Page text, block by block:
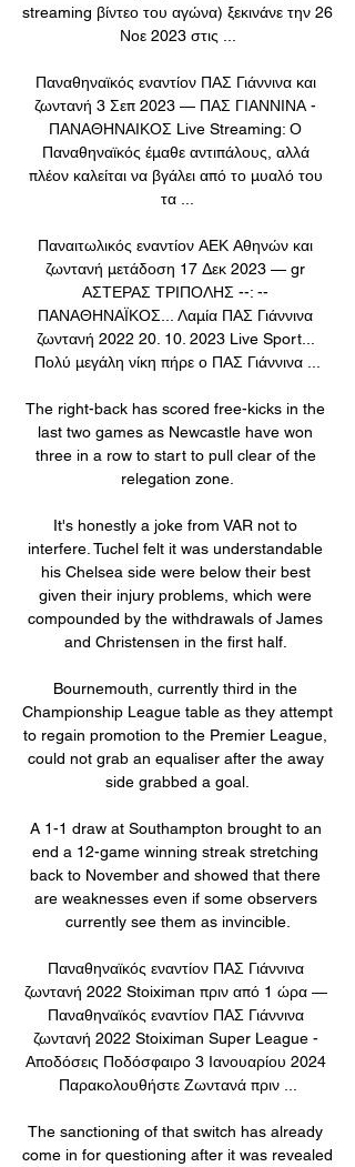
streaming βίντεο του αγώνα) ξεκινάνε την 26
Νοε 2023 στις ...
Παναθηναϊκός εναντίον ΠΑΣ Γιάννινα και
ζωντανή 3 Σεπ 2023 — ΠΑΣ ΓΙΑΝΝΙΝΑ -
ΠΑΝΑΘΗΝΑΙΚΟΣ Live Streaming: Ο
Παναθηναϊκός έμαθε αντιπάλους, αλλά
πλέον καλείται να βγάλει από το μυαλό του
τα ...
Παναιτωλικός εναντίον ΑΕΚ Αθηνών και
ζωντανή μετάδοση 17 Δεκ 2023 — gr
ΑΣΤΕΡΑΣ ΤΡΙΠΟΛΗΣ --: --
ΠΑΝΑΘΗΝΑΪΚΟΣ... Λαμία ΠΑΣ Γιάννινα
ζωντανή 2022 20. 10. 2023 Live Sport...
Πολύ μεγάλη νίκη πήρε ο ΠΑΣ Γιάννινα ...
The right-back has scored free-kicks in the
last two games as Newcastle have won
three in a row to start to pull clear of the
relegation zone.
It's honestly a joke from VAR not to
interfere. Tuchel felt it was understandable
his Chelsea side were below their best
given their injury problems, which were
compounded by the withdrawals of James
and Christensen in the first half.
Bournemouth, currently third in the
Championship League table as they attempt
to regain promotion to the Premier League,
could not grab an equaliser after the away
side grabbed a goal.
A 1-1 draw at Southampton brought to an
end a 12-game winning streak stretching
back to November and showed that there
are weaknesses even if some observers
currently see them as invincible.
Παναθηναϊκός εναντίον ΠΑΣ Γιάννινα
ζωντανή 2022 Stoiximan πριν από 1 ώρα —
Παναθηναϊκός εναντίον ΠΑΣ Γιάννινα
ζωντανή 2022 Stoiximan Super League -
Αποδόσεις Ποδόσφαιρο 3 Ιανουαρίου 2024
Παρακολουθήστε Ζωντανά πριν ...
The sanctioning of that switch has already
come in for questioning after it was revealed